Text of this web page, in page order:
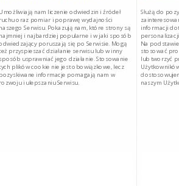
nam liczenie odwiedzin i źródeł
oraz pomiar i poprawę wydajności
Serwisu. Pokazują nam, które strony są
i najbardziej popularne i w jaki sposób
poruszają się po Serwisie. Mogą
przyspieszać działanie serwisu lub w inny
usprawniać jego działanie. Stosowanie
plików cookie nie jest obowiązkowe, lecz
informacje pomagają nam w
i ulepszaniu Serwisu.
Służą do
informacji
Na
stosować
lub tworzyć
naszym